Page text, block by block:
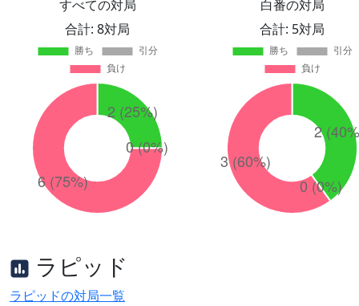
すべての対局
合計: 8対局
白番の対局
合計: 5対局
ラピッド
ラピッドの対局一覧